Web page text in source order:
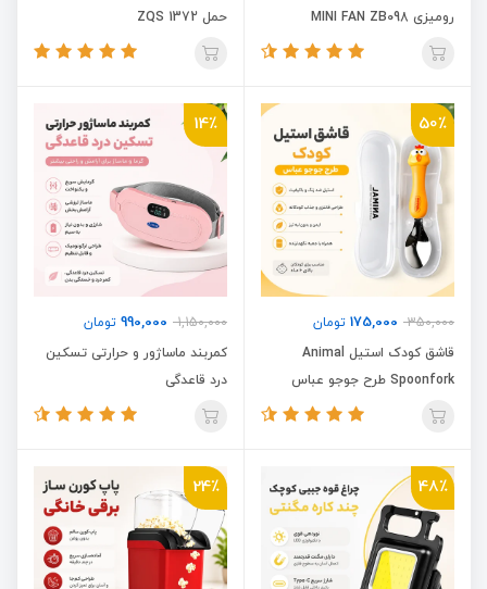
رومیزی MINI FAN ZB098
حمل ZQS 1372
50٪
350,000
175,000 تومان
قاشق کودک استیل Animal
Spoonfork طرح جوجو عباس
14٪
1,150,000
990,000 تومان
کمربند ماساژور و حرارتی تسکین
درد قاعدگی
48٪ 24٪